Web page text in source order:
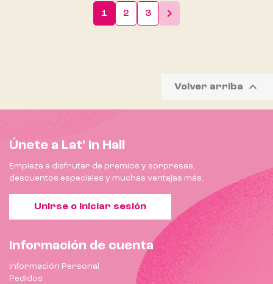
1 2 3 
Volver arriba 
Únete a Lat' in Hall
Empieza a disfrutar de premios y sorpresas,
descuentos especiales y muchas ventajas más.
Unirse o iniciar sesión
Información de cuenta
Información Personal
Pedidos